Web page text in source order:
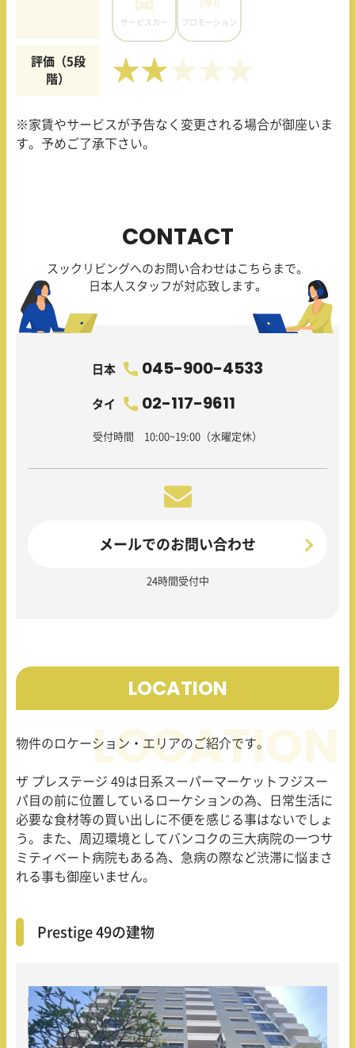
サービスカー プロモーション
評価（5段
階）
★★
※家賃やサービスが予告なく変更される場合が御座いま
す。予めご了承下さい。
CONTACT
スックリビングへのお問い合わせはこちらまで。
日本人スタッフが対応致します。
日本 045-900-4533
タイ 02-117-9611
受付時間 10:00~19:00（水曜定休）
メールでのお問い合わせ
24時間受付中
LOCATION
物件のロケーション・エリアのご紹介です。
ザ プレステージ 49は日系スーパーマーケットフジスー
パ目の前に位置しているローケションの為、日常生活に
必要な食材等の買い出しに不便を感じる事はないでしょ
う。また、周辺環境としてバンコクの三大病院の一つサ
ミティベート病院もある為、急病の際など渋滞に悩まさ
れる事も御座いません。
Prestige 49の建物